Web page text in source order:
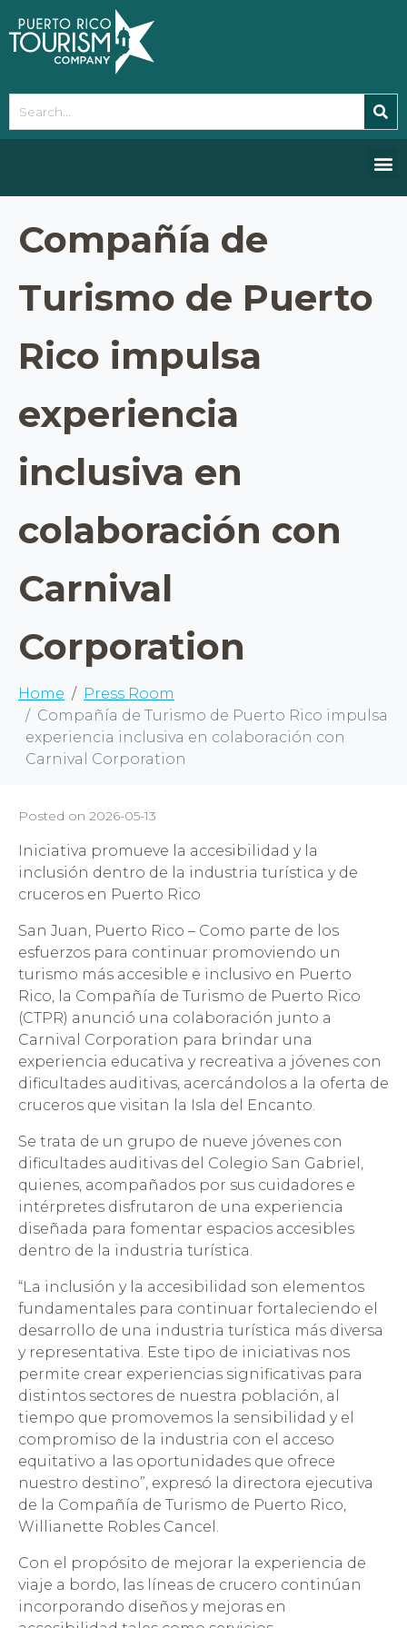
note:
This
website
accessibility
Compañía de
Turismo de Puerto
Rico impulsa
experiencia
inclusiva en
colaboración con
Carnival
Corporation
Home
Press Room
Compañía de Turismo de Puerto Rico impulsa
experiencia inclusiva en colaboración con
Carnival Corporation
Posted on 2026-05-13
Iniciativa promueve la accesibilidad y la
inclusión dentro de la industria turística y de
cruceros en Puerto Rico
San Juan, Puerto Rico – Como parte de los
esfuerzos para continuar promoviendo un
turismo más accesible e inclusivo en Puerto
Rico, la Compañía de Turismo de Puerto Rico
(CTPR) anunció una colaboración junto a
Carnival Corporation para brindar una
experiencia educativa y recreativa a jóvenes con
dificultades auditivas, acercándolos a la oferta de
cruceros que visitan la Isla del Encanto.
Se trata de un grupo de nueve jóvenes con
dificultades auditivas del Colegio San Gabriel,
quienes, acompañados por sus cuidadores e
intérpretes disfrutaron de una experiencia
diseñada para fomentar espacios accesibles
dentro de la industria turística.
“La inclusión y la accesibilidad son elementos
fundamentales para continuar fortaleciendo el
desarrollo de una industria turística más diversa
y representativa. Este tipo de iniciativas nos
permite crear experiencias significativas para
distintos sectores de nuestra población, al
tiempo que promovemos la sensibilidad y el
compromiso de la industria con el acceso
equitativo a las oportunidades que ofrece
nuestro destino”, expresó la directora ejecutiva
de la Compañía de Turismo de Puerto Rico,
Willianette Robles Cancel.
Con el propósito de mejorar la experiencia de
viaje a bordo, las líneas de crucero continúan
incorporando diseños y mejoras en